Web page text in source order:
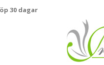
30 dagar